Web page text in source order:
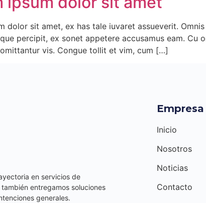
dolor sit amet, ex has tale iuvaret assueverit.
percipit, ex sonet appetere accusamus eam.
vis. Congue tollit et vim, cum […]
en servicios de
entregamos soluciones
generales.
Empresa
Inicio
Nosotros
Noticias
Contacto